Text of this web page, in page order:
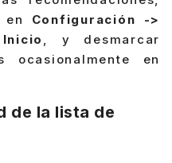
en Configuración ->
, y desmarcar
ocasionalmente en
de la lista de